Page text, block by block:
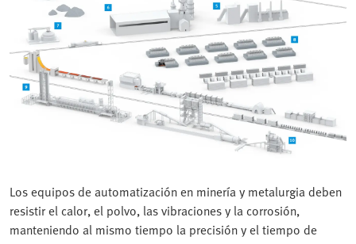
Los equipos de automatización en minería y metalurgia deben
resistir el calor, el polvo, las vibraciones y la corrosión,
manteniendo al mismo tiempo la precisión y el tiempo de